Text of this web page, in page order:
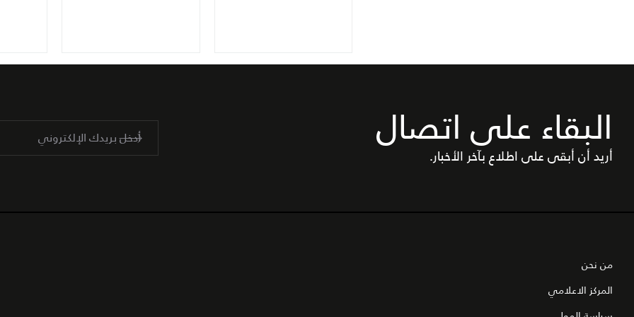
البقاء على اتصال
أريد أن أبقى على اطلاع بآخر الأخبار.
من نحن
المركز الاعلامي